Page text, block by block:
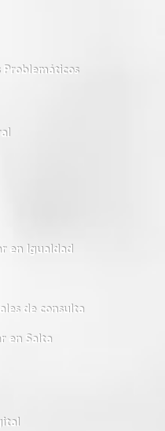
Problemáticos
en Igualdad
de consulta
en Salta